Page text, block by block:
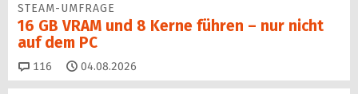
STEAM-UMFRAGE
16 GB VRAM und 8 Kerne führen – nur nicht
auf dem PC
116 Kommentare
04.08.2026